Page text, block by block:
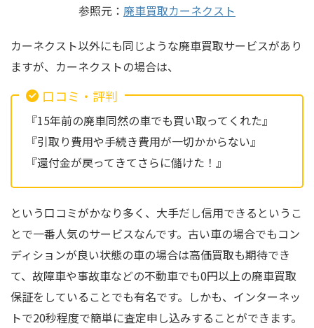
参照元： 廃車買取カーネクスト
カーネクスト以外にも同じような廃車買取サービスがあり
ますが、カーネクストの場合は、
口コミ・評判
『15年前の廃車同然の車でも買い取ってくれた』
『引取り費用や手続き費用が一切かからない』
『還付金が戻ってきてさらに儲けた！』
という口コミがかなり多く、大手だし信用できるというこ
とで一番人気のサービスなんです。古い車の場合でもコン
ディションが良い状態の車の場合は高価買取も期待でき
て、故障車や事故車などの不動車でも0円以上の廃車買取
保証をしていることでも有名です。しかも、インターネッ
トで20秒程度で簡単に査定申し込みすることができます。